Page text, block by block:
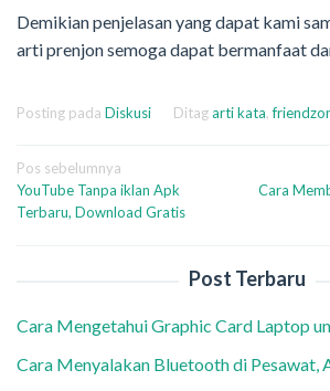
Demikian penjelasan yang dapat kami
arti prenjon semoga dapat bermanfaat
Posting pada Diskusi Ditagarti kata,
Navigasi
pos
Pos sebelumnya
YouTube Tanpa iklan Apk
Terbaru, Download Gratis
Cara
Post Terbaru
Cara Mengetahui Graphic Card Laptop
Cara Menyalakan Bluetooth di Pesawat,